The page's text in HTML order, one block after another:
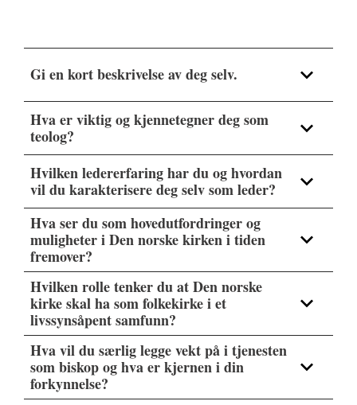
Gi en kort beskrivelse av deg selv.
Hva er viktig og kjennetegner deg som
teolog?
Hvilken ledererfaring har du og hvordan
vil du karakterisere deg selv som leder?
Hva ser du som hovedutfordringer og
muligheter i Den norske kirken i tiden
fremover?
Hvilken rolle tenker du at Den norske
kirke skal ha som folkekirke i et
livssynsåpent samfunn?
Hva vil du særlig legge vekt på i tjenesten
som biskop og hva er kjernen i din
forkynnelse?